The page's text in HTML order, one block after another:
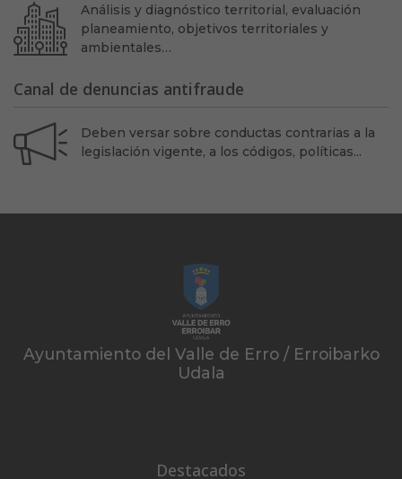
Análisis y diagnóstico territorial, evaluación
planeamiento, objetivos territoriales y
ambientales…
Canal de denuncias antifraude
Deben versar sobre conductas contrarias a la
legislación vigente, a los códigos, políticas...
Ayuntamiento del Valle de Erro / Erroibarko
Udala
Destacados